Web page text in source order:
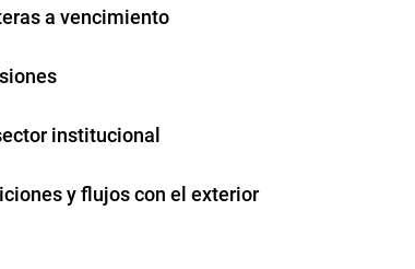
a vencimiento
institucional
y flujos con el exterior